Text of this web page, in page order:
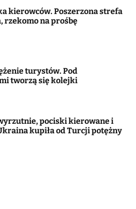
kierowców. Poszerzona strefa
rzekomo na prośbę
turystów. Pod
tworzą się kolejki
pociski kierowane i
kupiła od Turcji potężny